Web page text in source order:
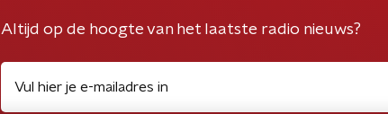
Altijd op de hoogte van het laatste radio nieuws?